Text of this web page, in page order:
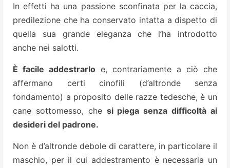
In effetti ha una passione sconfinata per la caccia,
predilezione che ha conservato intatta a dispetto di
quella sua grande eleganza che l’ha introdotto
anche nei salotti.
È facile addestrarlo e, contrariamente a ciò che
affermano certi cinofili (d’altronde senza
fondamento) a proposito delle razze tedesche, è un
cane sottomesso, che si piega senza difficoltà ai
desideri del padrone.
Non è d’altronde debole di carattere, in particolare il
maschio, per il cui addestramento è necessaria un